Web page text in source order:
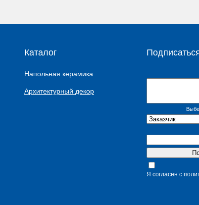
Каталог
Напольная керамика
Архитектурный декор
Я согласен с